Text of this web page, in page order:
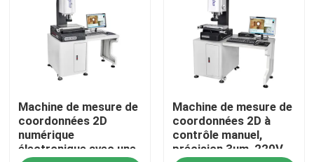
À la maison
Produits
Vidéos
Machine de mesure de
coordonnées 2D
numérique
électronique avec une
Machine de mesure de
coordonnées 2D à
contrôle manuel,
précision 3um, 220V